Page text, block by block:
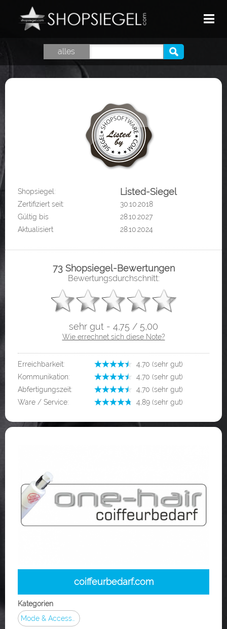
TOP SHOPS
alles
Shopsiegel: Listed-Siegel
Zertifiziert seit:
30.10.2018
Gültig bis
28.10.2027
Aktualisiert
28.10.2024
73 Shopsiegel-Bewertungen
Bewertungsdurchschnitt:
sehr gut - 4,75 / 5,00
Wie errechnet sich diese Note?
Erreichbarkeit:
­ 4,70 (sehr gut)
Kommunikation:
­ 4,70 (sehr gut)
Abfertigungszeit:
­ 4,70 (sehr gut)
Ware / Service:
­ 4,89 (sehr gut)
coiffeurbedarf.com
Kategorien